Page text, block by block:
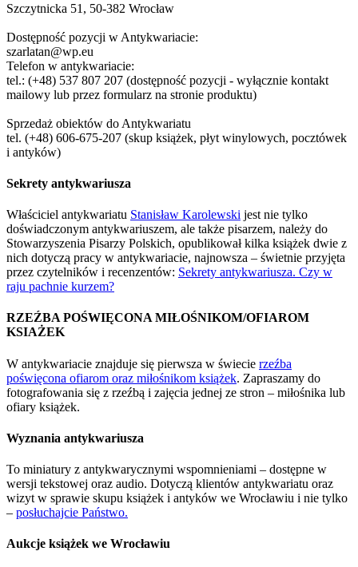
Szczytnicka 51, 50-382 Wrocław
Dostępność pozycji w Antykwariacie:
szarlatan@wp.eu
Telefon w antykwariacie:
tel.: (+48) 537 807 207 (dostępność pozycji - wyłącznie kontakt
mailowy lub przez formularz na stronie produktu)
Sprzedaż obiektów do Antykwariatu
tel. (+48) 606-675-207 (skup książek, płyt winylowych, pocztówek
i antyków)
Sekrety antykwariusza
Właściciel antykwariatu Stanisław Karolewski jest nie tylko
doświadczonym antykwariuszem, ale także pisarzem, należy do
Stowarzyszenia Pisarzy Polskich, opublikował kilka książek dwie z
nich dotyczą pracy w antykwariacie, najnowsza – świetnie przyjęta
przez czytelników i recenzentów: Sekrety antykwariusza. Czy w
raju pachnie kurzem?
RZEŹBA POŚWIĘCONA MIŁOŚNIKOM/OFIAROM
KSIAŻEK
W antykwariacie znajduje się pierwsza w świecie rzeźba
poświęcona ofiarom oraz miłośnikom książek. Zapraszamy do
fotografowania się z rzeźbą i zajęcia jednej ze stron – miłośnika lub
ofiary książek.
Wyznania antykwariusza
To miniatury z antykwarycznymi wspomnieniami – dostępne w
wersji tekstowej oraz audio. Dotyczą klientów antykwariatu oraz
wizyt w sprawie skupu książek i antyków we Wrocławiu i nie tylko
– posłuchajcie Państwo.
Aukcje książek we Wrocławiu